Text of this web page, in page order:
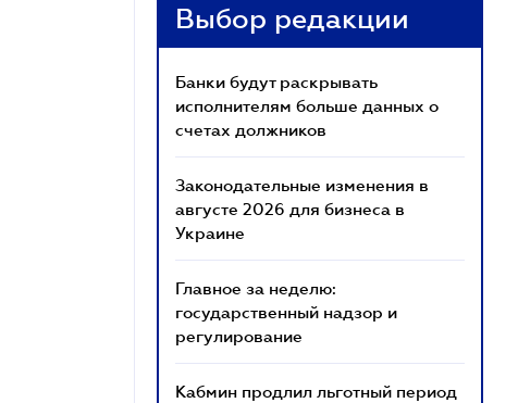
Выбор редакции
Банки будут раскрывать
исполнителям больше данных о
счетах должников
Законодательные изменения в
августе 2026 для бизнеса в
Украине
Главное за неделю:
государственный надзор и
регулирование
Кабмин продлил льготный период